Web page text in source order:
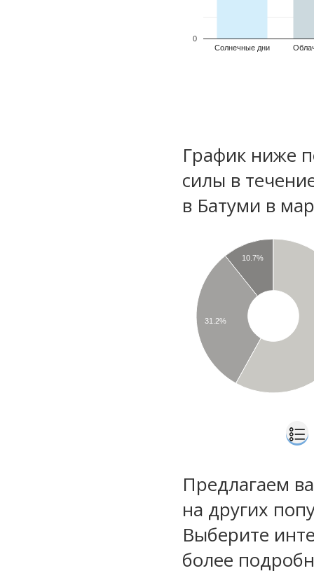
Солнечные дни
0
График ниже
силы в
в Батуми в
10.7%
31.2%
Предлагаем
на других
Выберите
более